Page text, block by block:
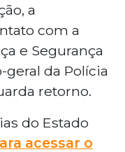
a
com a
e Segurança
da Polícia
retorno.
do Estado
acessar o